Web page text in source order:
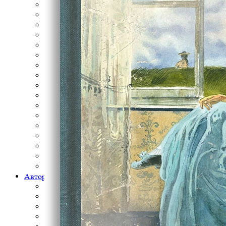
Вовка с Хвостиком
Волшебный книжный шкаф
Детектив с хвостом
Детективы Андреа Камиллери
Искусство жизни
Классики по полочкам
Книга с историей
Крылья ветра
Малая книга с историей
Непридуманные школьные истории
Новогодний хоровод
Один дома
Очень добрая книга
Палитра
Пифагоровы штаны
Смотрю. Играю. Узнаю
Спецпроекты Роза Хутор
Автор
Анджело Лонгони
Андреа Камиллери
Дмитрий Овсянников
Доброчасова Аня